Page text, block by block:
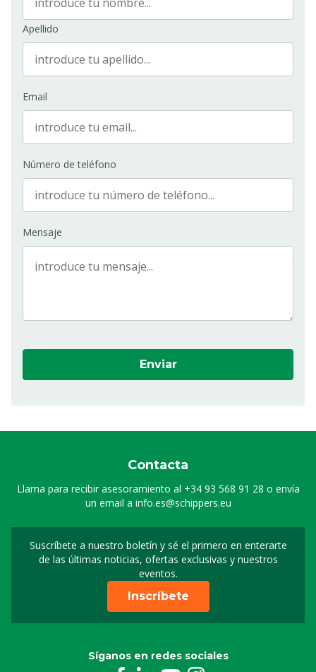
Apellido
Email
Número de teléfono
Mensaje
Enviar
Contacta
Llama para recibir asesoramiento al +34 93 568 91 28 o envía
un email a info.es@schippers.eu
Suscríbete a nuestro boletín y sé el primero en enterarte
de las últimas noticias, ofertas exclusivas y nuestros
eventos.
Suscripción a nuestro
Inscríbete
Síganos en redes sociales